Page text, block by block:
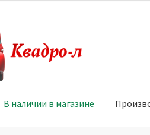
В наличии в магазине